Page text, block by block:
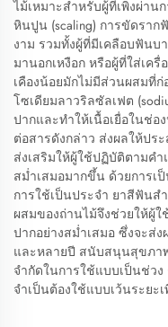
ไม้เหมาะสำหรับผู้ที่เพิ่งผ่า
หินปูน (scaling) การขัดราก
งาม รวมทั้งผู้ที่มีเคลือบฟัน
มานอกเหงือก หรือผู้ที่ใส่เค
เคืองน้อยมักไม่มีส่วนผสมที่ก่
โซเดียมลาวริลซัลเฟต
ปากและทำให้เนื้อเยื่อในช่อ
ต่อสารดังกล่าว ส่งผลให้ป
ส่งเสริมให้ผู้ใช้ปฏิบัติตามค
สม่ำเสมอมากขึ้น ด้วยการเ
การใช้เป็นประจำ ยาสีฟันส
ผสมของถ่านไม้จึงช่วยให้ผู้
ปากอย่างสม่ำเสมอ ซึ่งจะส่
และหลายปี สนับสนุนสุขภา
จำกัดในการใช้แบบเป็นช่ว
จำเป็นต้องใช้แบบเว้นระยะ